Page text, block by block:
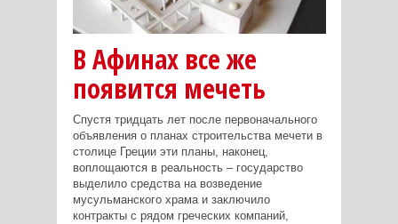
В Афинах все же
появится мечеть
Спустя тридцать лет после первоначального
объявления о планах строительства мечети в
столице Греции эти планы, наконец,
воплощаются в реальность – государство
выделило средства на возведение
мусульманского храма и заключило
контракты с рядом греческих компаний,